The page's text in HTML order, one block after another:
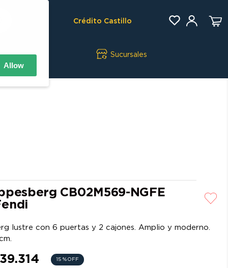
Crédito Castillo
Sucursales
CB02M569-NGFE
lustre con 6 puertas y 2 cajones. Amplio y moderno.
15 % OFF
Allow